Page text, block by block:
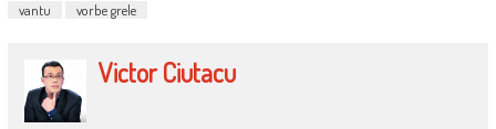
vantu
vorbe grele
Victor Ciutacu